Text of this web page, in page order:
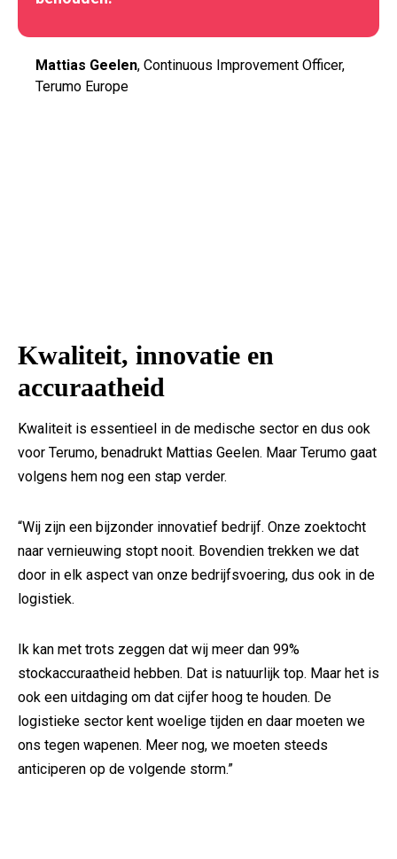
Mattias Geelen, Continuous Improvement Officer,
Terumo Europe
Kwaliteit, innovatie en
accuraatheid
Kwaliteit is essentieel in de medische sector en dus ook
voor Terumo, benadrukt Mattias Geelen. Maar Terumo gaat
volgens hem nog een stap verder.
“Wij zijn een bijzonder innovatief bedrijf. Onze zoektocht
naar vernieuwing stopt nooit. Bovendien trekken we dat
door in elk aspect van onze bedrijfsvoering, dus ook in de
logistiek.
Ik kan met trots zeggen dat wij meer dan 99%
stockaccuraatheid hebben. Dat is natuurlijk top. Maar het is
ook een uitdaging om dat cijfer hoog te houden. De
logistieke sector kent woelige tijden en daar moeten we
ons tegen wapenen. Meer nog, we moeten steeds
anticiperen op de volgende storm.”